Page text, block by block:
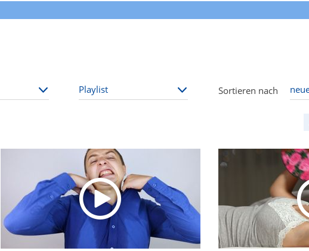
Sortieren nach